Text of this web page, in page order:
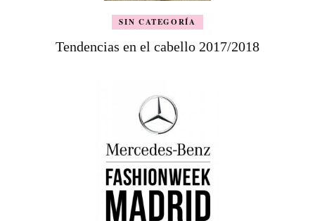
SIN CATEGORÍA
Tendencias en el cabello 2017/2018